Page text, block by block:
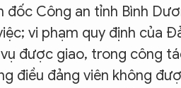
đốc Công an tỉnh Bình
vi phạm quy định của
được giao, trong công
điều đảng viên không